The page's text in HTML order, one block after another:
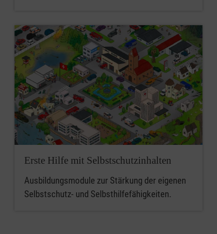
Erste Hilfe mit Selbstschutzinhalten
Ausbildungsmodule zur Stärkung der eigenen
Selbstschutz- und Selbsthilfefähigkeiten.